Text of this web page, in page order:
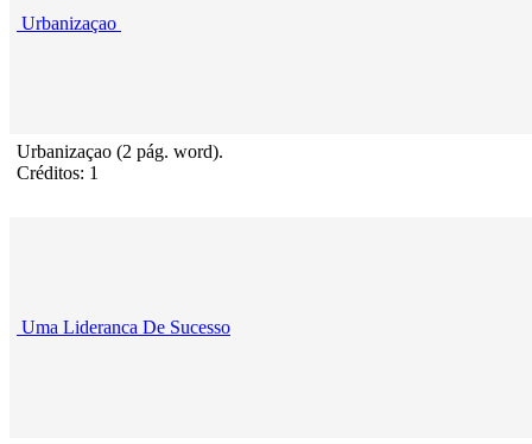
Urbanizaçao
Urbanizaçao (2 pág. word).
Créditos: 1
Uma Lideranca De Sucesso